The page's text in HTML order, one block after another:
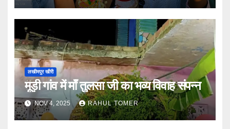
लखीमपुर खीरी
मूड़ी गांव में माँ तुलसा जी का भव्य विवाह संपन्न
NOV 4, 2025 RAHUL TOMER